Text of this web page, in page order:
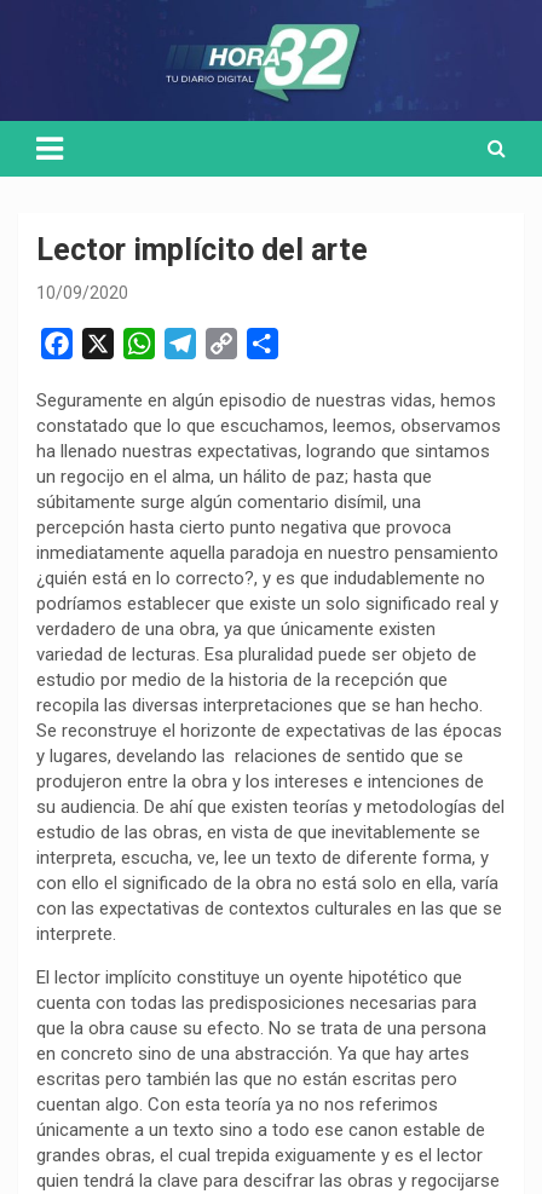
Lector implícito del arte
10/09/2020
c
e
b
o
o
k
W
a
t
s
A
p
p
l
e
g
r
a
m
p
y
L
i
n
k
m
p
a
r
t
i
r
Seguramente en algún episodio de nuestras vidas, hemos
constatado que lo que escuchamos, leemos, observamos
ha llenado nuestras expectativas, logrando que sintamos
un regocijo en el alma, un hálito de paz; hasta que
súbitamente surge algún comentario disímil, una
percepción hasta cierto punto negativa que provoca
inmediatamente aquella paradoja en nuestro pensamiento
¿quién está en lo correcto?, y es que indudablemente no
podríamos establecer que existe un solo significado real y
verdadero de una obra, ya que únicamente existen
variedad de lecturas. Esa pluralidad puede ser objeto de
estudio por medio de la historia de la recepción que
recopila las diversas interpretaciones que se han hecho.
Se reconstruye el horizonte de expectativas de las épocas
y lugares, develando las relaciones de sentido que se
produjeron entre la obra y los intereses e intenciones de
su audiencia. De ahí que existen teorías y metodologías del
estudio de las obras, en vista de que inevitablemente se
interpreta, escucha, ve, lee un texto de diferente forma, y
con ello el significado de la obra no está solo en ella, varía
con las expectativas de contextos culturales en las que se
interprete.
El lector implícito constituye un oyente hipotético que
cuenta con todas las predisposiciones necesarias para
que la obra cause su efecto. No se trata de una persona
en concreto sino de una abstracción. Ya que hay artes
escritas pero también las que no están escritas pero
cuentan algo. Con esta teoría ya no nos referimos
únicamente a un texto sino a todo ese canon estable de
grandes obras, el cual trepida exiguamente y es el lector
quien tendrá la clave para descifrar las obras y regocijarse